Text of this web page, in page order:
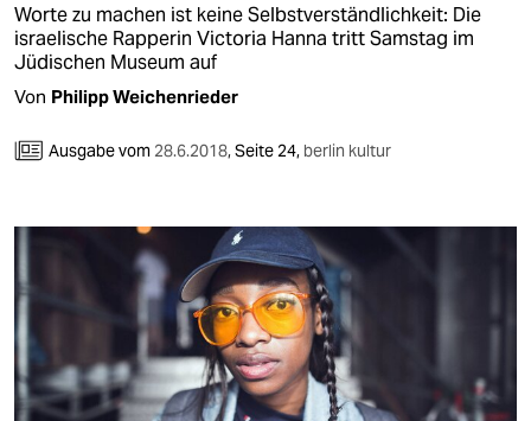
Worte zu machen ist keine Selbstverständlichkeit: Die
israelische Rapperin Victoria Hanna tritt Samstag im
Jüdischen Museum auf
Von Philipp Weichenrieder
Ausgabe vom 28.6.2018,Seite 24, berlin kultur